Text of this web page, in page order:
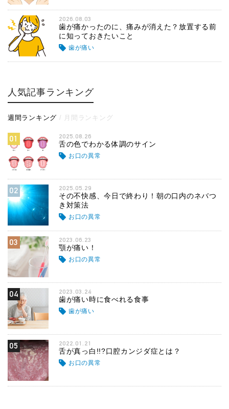
2026.08.03
歯が痛かったのに、痛みが消えた？放置する前
に知っておきたいこと
歯が痛い
人気記事ランキング
週間ランキング 月間ランキング
01 2025.08.26
舌の色でわかる体調のサイン
お口の異常
02 2025.05.29
その不快感、今日で終わり！朝の口内のネバつ
き対策法
お口の異常
03 2023.06.23
顎が痛い！
お口の異常
04 2023.03.24
歯が痛い時に食べれる食事
歯が痛い
05 2022.01.21
舌が真っ白!!?口腔カンジダ症とは？
お口の異常